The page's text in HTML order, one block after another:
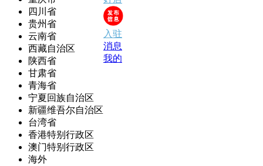
四川省
贵州省
云南省
西藏自治区
陕西省
甘肃省
青海省
宁夏回族自治区
新疆维吾尔自治区
台湾省
香港特别行政区
澳门特别行政区
海外
入驻
消息
我的